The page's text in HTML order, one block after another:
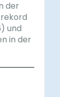
der
und
in der